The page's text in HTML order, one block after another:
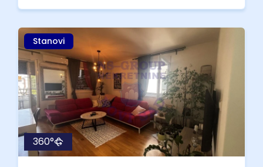
Stanovi
360°